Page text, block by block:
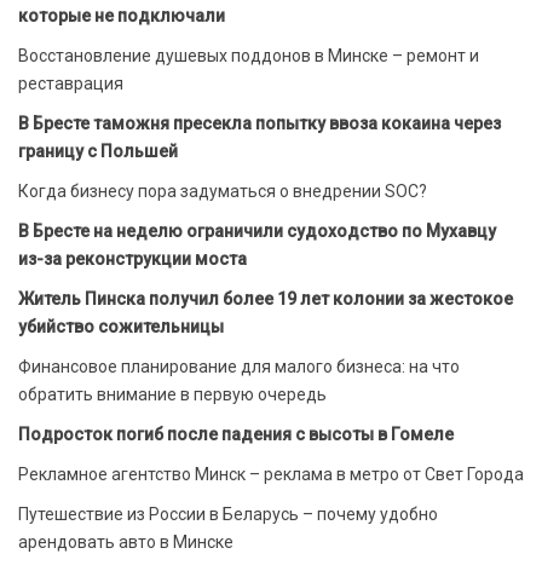
которые не подключали
Восстановление душевых поддонов в Минске – ремонт и
реставрация
В Бресте таможня пресекла попытку ввоза кокаина через
границу с Польшей
Когда бизнесу пора задуматься о внедрении SOC?
В Бресте на неделю ограничили судоходство по Мухавцу
из-за реконструкции моста
Житель Пинска получил более 19 лет колонии за жестокое
убийство сожительницы
Финансовое планирование для малого бизнеса: на что
обратить внимание в первую очередь
Подросток погиб после падения с высоты в Гомеле
Рекламное агентство Минск – реклама в метро от Свет Города
Путешествие из России в Беларусь – почему удобно
арендовать авто в Минске